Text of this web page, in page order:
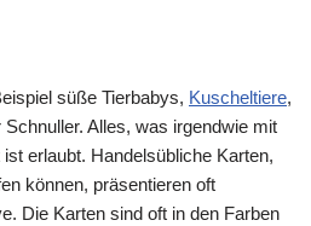
süße Tierbabys, Kuscheltiere,
Alles, was irgendwie mit
erlaubt. Handelsübliche Karten,
können, präsentieren oft
Die Karten sind oft in den Farben